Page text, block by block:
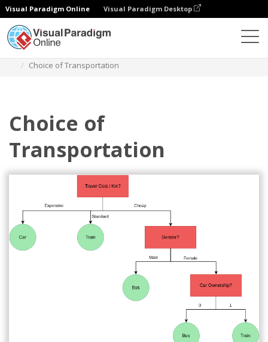
Visual Paradigm Online Visual Paradigm Desktop
Choice of Transportation
Choice of
Transportation